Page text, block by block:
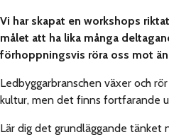
Vi har skapat en workshops
målet att ha lika många
förhoppningsvis röra oss mot
Ledbyggarbranschen växer och
kultur, men det finns fortfarande
Lär dig det grundläggande tänket